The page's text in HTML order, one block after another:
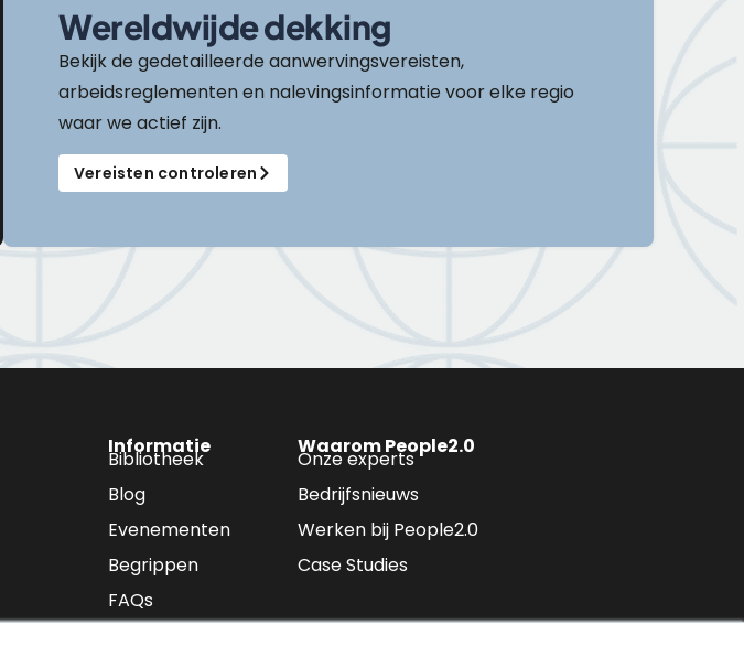
Wereldwijde dekking
Bekijk de gedetailleerde aanwervingsvereisten,
arbeidsreglementen en nalevingsinformatie voor elke regio
waar we actief zijn.
Vereisten controleren
Informatie
Bibliotheek
Blog
Evenementen
Begrippen
FAQs
Inloggen
Waarom People2.0
Onze experts
Bedrijfsnieuws
Werken bij People2.0
Case Studies